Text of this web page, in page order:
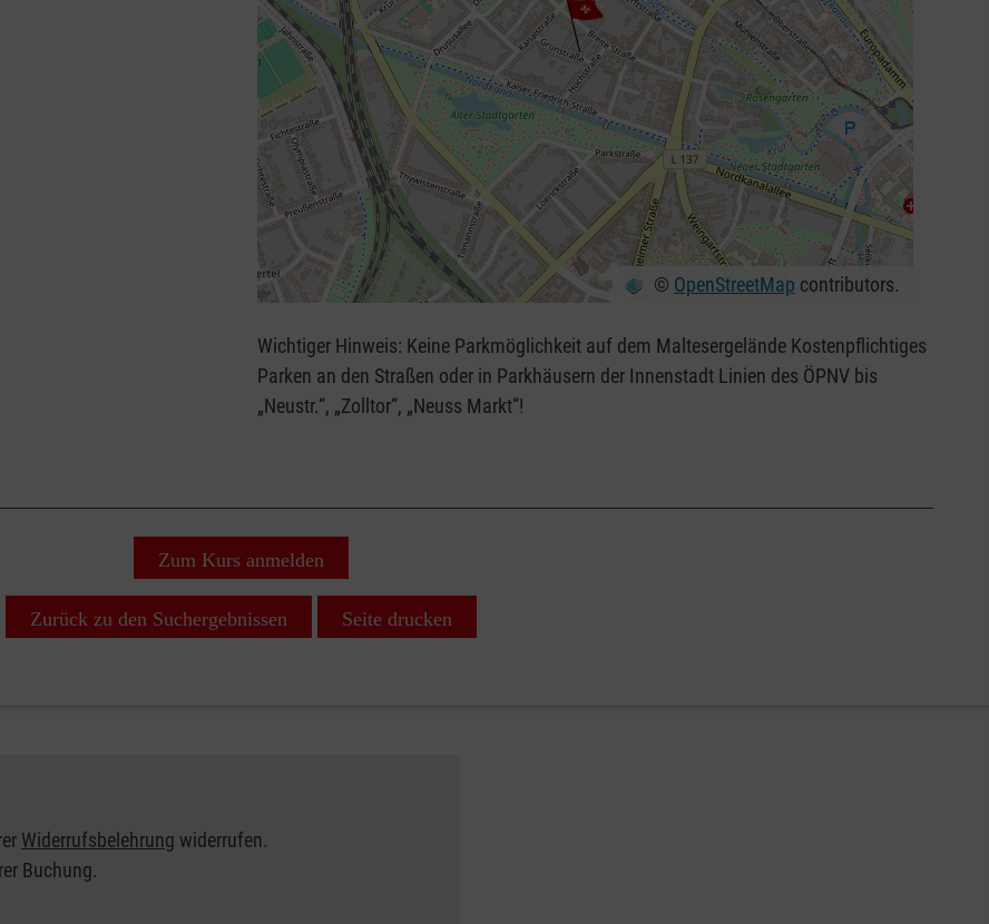
⇧
© OpenStreetMap contributors.
Wichtiger Hinweis: Keine Parkmöglichkeit auf dem Maltesergelände Kostenpflichtiges
Parken an den Straßen oder in Parkhäusern der Innenstadt Linien des ÖPNV bis
„Neustr.“, „Zolltor“, „Neuss Markt“!
Zum Kurs anmelden
Zurück zu den Suchergebnissen Seite drucken
Widerrufsbelehrung widerrufen.
Buchung.